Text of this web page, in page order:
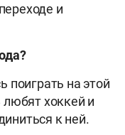
и
поиграть на этой
любят хоккей и
к ней.